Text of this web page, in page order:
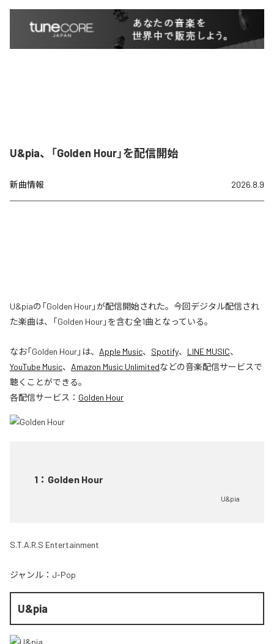
U&pia、「Golden Hour」を配信開始
新曲情報 2026.8.9
U&piaの「Golden Hour」が配信開始された。今回デジタル配信され
た楽曲は、「Golden Hour」を含む全1曲となっている。
なお「Golden Hour」は、 Apple Music、 Spotify、 LINE MUSIC、
YouTube Music、 Amazon Music Unlimitedなどの音楽配信サービスで
聴くことができる。
各配信サービス： Golden Hour
1 ： Golden Hour
U&pia
S.T.A.R.S Entertainment
ジャンル： J-Pop
U&pia